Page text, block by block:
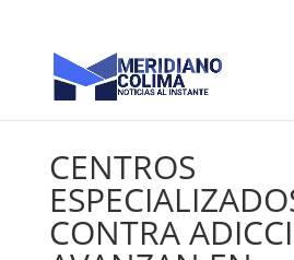
CENTROS
CONTRA